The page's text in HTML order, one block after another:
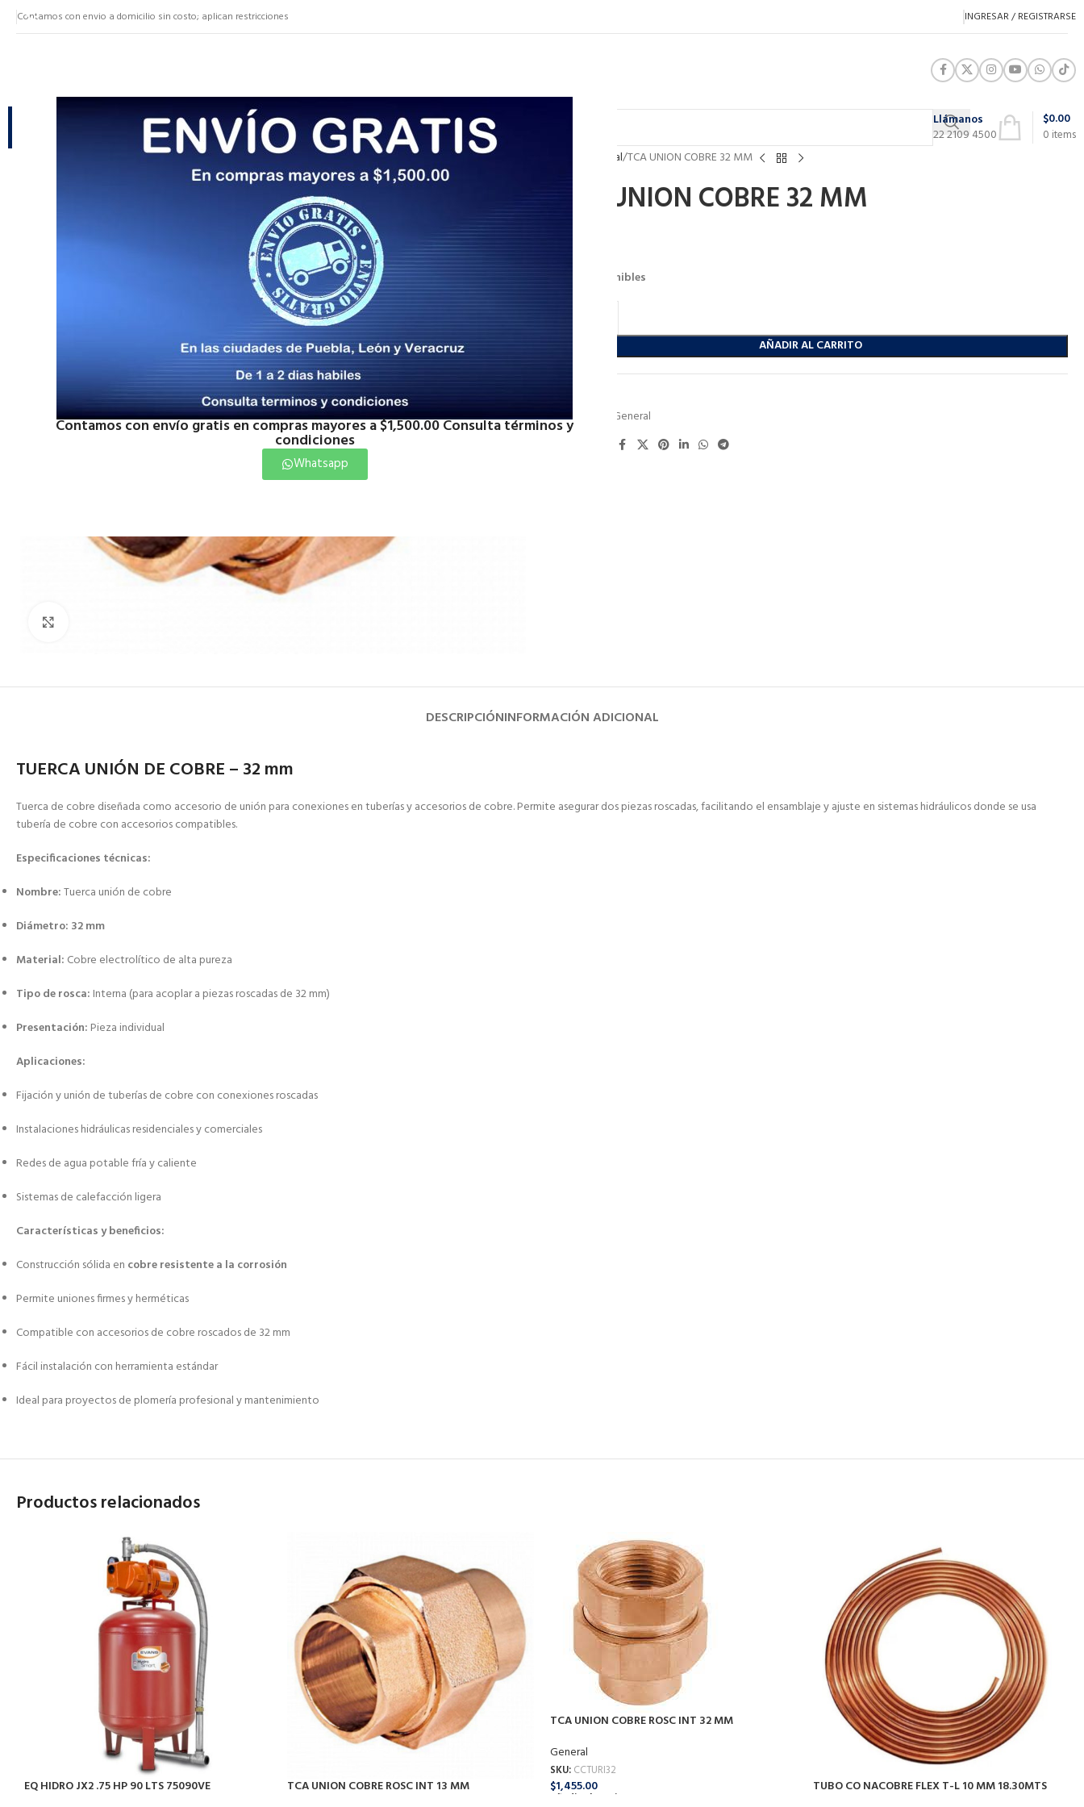
Contamos con envío gratis en compras mayores a $1,500.00 Consulta términos y
condiciones
Whatsapp
Contamos con envio a domicilio sin costo; aplican restricciones INGRESAR / REGISTRARSE
NUESTRAS CATEGORÍAS
CATEGORÍAS
Llámanos
22 2109 4500
0 items
$0.00
General TCA UNION COBRE 32 MM
TCA UNION COBRE 32 MM
54 disponibles
AÑADIR AL CARRITO
Categoría:
General
DESCRIPCIÓNINFORMACIÓN ADICIONAL
TUERCA UNIÓN DE COBRE – 32 mm
Tuer­­ca de cobre diseñada como accesorio de unión para conexiones en tuberías y accesorios de cobre. Permite asegurar dos piezas roscadas, facilitando el ensamblaje y ajuste en sistemas hidráulicos donde se usa
tubería de cobre con accesorios compatibles.
Especificaciones técnicas:
Nombre:Tuer­­ca unión de cobre
Diámetro: 32 mm
Material: Cobre electrolítico de alta pureza
Tipo de rosca: Interna (para acoplar a piezas roscadas de 32 mm)
Presentación: Pieza individual
Aplicaciones:
Fijación y unión de tuberías de cobre con conexiones roscadas
Instalaciones hidráulicas residenciales y comerciales
Redes de agua potable fría y caliente
Sistemas de calefacción ligera
Características y beneficios:
Construcción sólida en cobre resistente a la corrosión
Permite uniones firmes y herméticas
Compatible con accesorios de cobre roscados de 32 mm
Fácil instalación con herramienta estándar
Ideal para proyectos de plomería profesional y mantenimiento
Productos relacionados
EQ HIDRO JX2 .75 HP 90 LTS 75090VE TCA UNION COBRE ROSC INT 13 MM
TCA UNION COBRE ROSC INT 32 MM
General
SKU: CCTURI32
$1,455.00
Añadir Al Carrito
TUBO CO NACOBRE FLEX T-L 10 MM 18.30MTS